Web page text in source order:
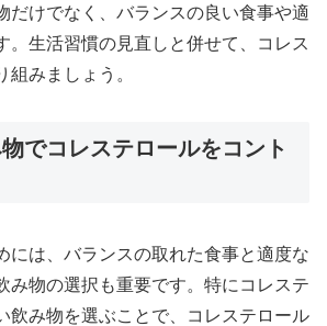
だけでなく、バランスの良い食事や適
。生活習慣の見直しと併せて、コレス
組みましょう。
でコレステロールをコント
には、バランスの取れた食事と適度な
み物の選択も重要です。特にコレステ
飲み物を選ぶことで、コレステロール